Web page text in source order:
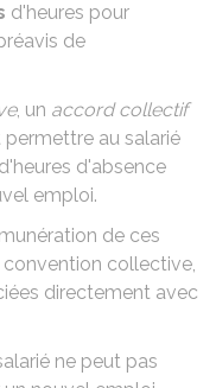
d'heures pour
de
, un accord collectif
au salarié
d'absence
emploi.
de ces
collective,
directement avec
ne peut pas